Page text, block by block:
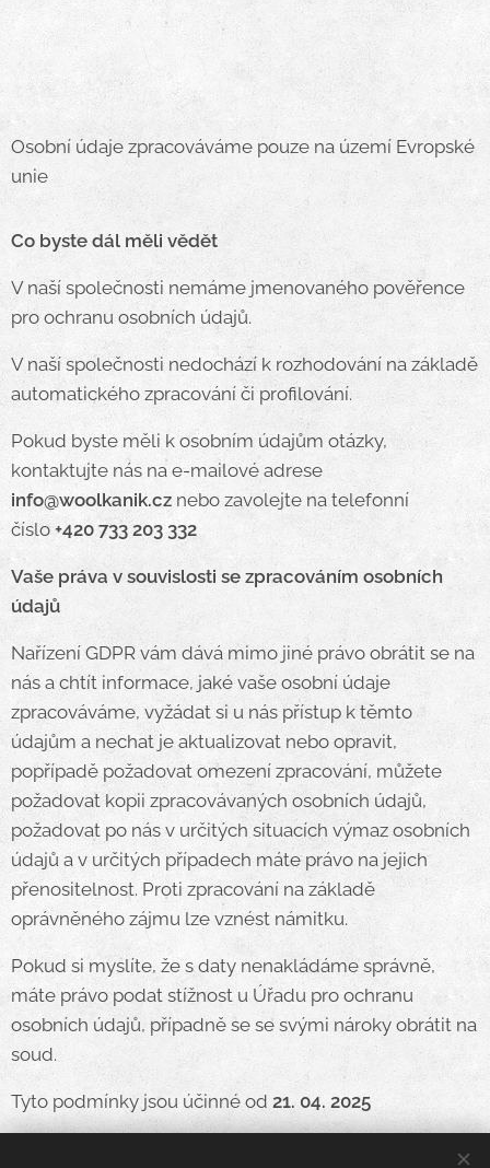
Osobní údaje zpracováváme pouze na území Evropské
unie
Co byste dál měli vědět
V naší společnosti nemáme jmenovaného pověřence
pro ochranu osobních údajů.
V naší společnosti nedochází k rozhodování na základě
automatického zpracování či profilování.
Pokud byste měli k osobním údajům otázky,
kontaktujte nás na e-mailové adrese
info@woolkanik.cz nebo zavolejte na telefonní
číslo +420 733 203 332
Vaše práva v souvislosti se zpracováním osobních
údajů
Nařízení GDPR vám dává mimo jiné právo obrátit se na
nás a chtít informace, jaké vaše osobní údaje
zpracováváme, vyžádat si u nás přístup k těmto
údajům a nechat je aktualizovat nebo opravit,
popřípadě požadovat omezení zpracování, můžete
požadovat kopii zpracovávaných osobních údajů,
požadovat po nás v určitých situacích výmaz osobních
údajů a v určitých případech máte právo na jejich
přenositelnost. Proti zpracování na základě
oprávněného zájmu lze vznést námitku.
Pokud si myslíte, že s daty nenakládáme správně,
máte právo podat stížnost u Úřadu pro ochranu
osobních údajů, případně se se svými nároky obrátit na
soud.
Tyto podmínky jsou účinné od 21. 04. 2025